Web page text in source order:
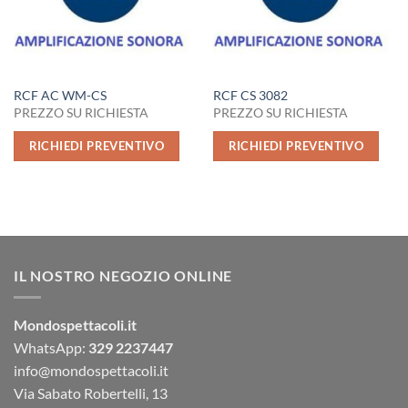
RCF AC WM-CS
PREZZO SU RICHIESTA
RICHIEDI PREVENTIVO
RCF CS 3082
PREZZO SU RICHIESTA
RICHIEDI PREVENTIVO
IL NOSTRO NEGOZIO ONLINE
Mondospettacoli.it
WhatsApp: 329 2237447
info@mondospettacoli.it
Via Sabato Robertelli, 13